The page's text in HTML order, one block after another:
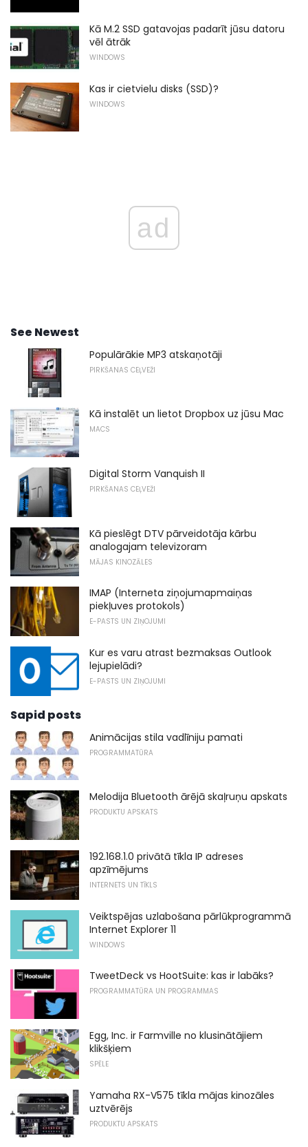
Kā M.2 SSD gatavojas padarīt jūsu datoru
vēl ātrāk
WINDOWS
Kas ir cietvielu disks (SSD)?
WINDOWS
ad
See Newest
Populārākie MP3 atskaņotāji
PIRKŠANAS CEĻVEŽI
Kā instalēt un lietot Dropbox uz jūsu Mac
MACS
Digital Storm Vanquish II
PIRKŠANAS CEĻVEŽI
Kā pieslēgt DTV pārveidotāja kārbu
analogajam televizoram
MĀJAS KINOZĀLES
IMAP (Interneta ziņojumapmaiņas
piekļuves protokols)
E-PASTS UN ZIŅOJUMI
Kur es varu atrast bezmaksas Outlook
lejupielādi?
E-PASTS UN ZIŅOJUMI
Sapid posts
Animācijas stila vadlīniju pamati
PROGRAMMATŪRA
Melodija Bluetooth ārējā skaļruņu apskats
PRODUKTU APSKATS
192.168.1.0 privātā tīkla IP adreses
apzīmējums
INTERNETS UN TĪKLS
Veiktspējas uzlabošana pārlūkprogrammā
Internet Explorer 11
WINDOWS
TweetDeck vs HootSuite: kas ir labāks?
PROGRAMMATŪRA UN PROGRAMMAS
Egg, Inc. ir Farmville no klusinātājiem
klikšķiem
SPĒLE
Yamaha RX-V575 tīkla mājas kinozāles
uztvērējs
PRODUKTU APSKATS